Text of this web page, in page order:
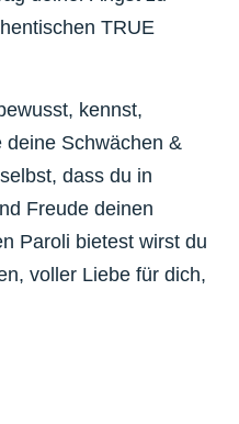
TRUE
kennst,
deine Schwächen &
dass du in
Freude deinen
Paroli bietest wirst du
voller Liebe für dich,